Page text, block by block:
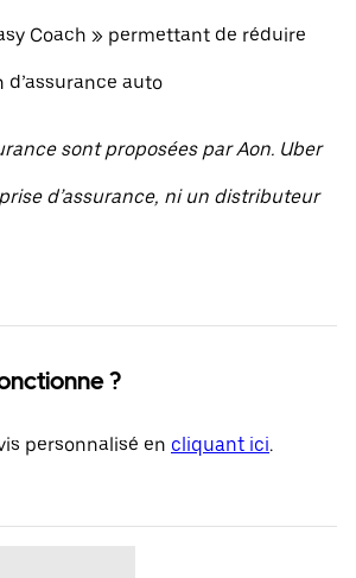
Coach » permettant de réduire
auto
sont proposées par Aon. Uber
d’assurance, ni un distributeur
?
personnalisé en cliquant ici.